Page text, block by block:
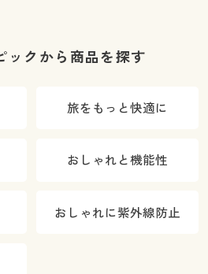
ックから商品を探す
旅をもっと快適に
おしゃれと機能性
おしゃれに紫外線防止